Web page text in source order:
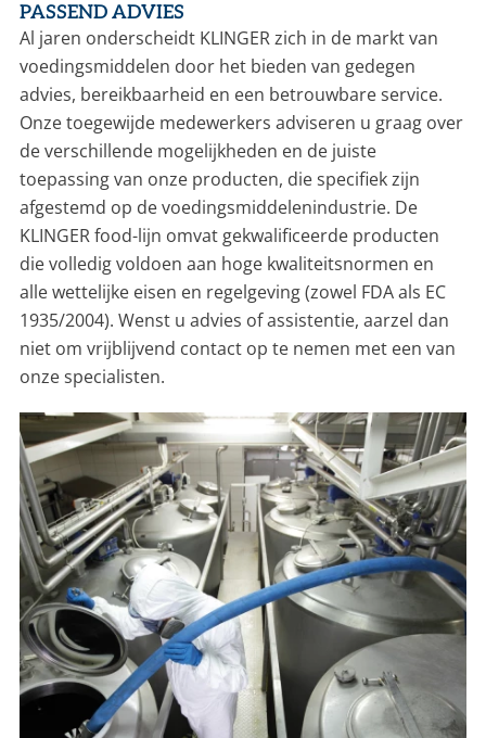
PASSEND ADVIES
Al jaren onderscheidt KLINGER zich in de markt van
voedingsmiddelen door het bieden van gedegen
advies, bereikbaarheid en een betrouwbare service.
Onze toegewijde medewerkers adviseren u graag over
de verschillende mogelijkheden en de juiste
toepassing van onze producten, die specifiek zijn
afgestemd op de voedingsmiddelenindustrie. De
KLINGER food-lijn omvat gekwalificeerde producten
die volledig voldoen aan hoge kwaliteitsnormen en
alle wettelijke eisen en regelgeving (zowel FDA als EC
1935/2004). Wenst u advies of assistentie, aarzel dan
niet om vrijblijvend contact op te nemen met een van
onze specialisten.